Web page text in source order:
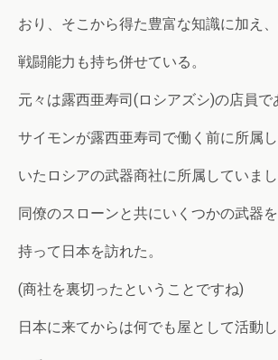
おり、そこから得た豊富な知識に加え
戦闘能力も持ち併せている。
元々は露西亜寿司(ロシアズシ)の店員で
サイモンが露西亜寿司で働く前に所属
いたロシアの武器商社に所属していま
同僚のスローンと共にいくつかの武器を
持って日本を訪れた。
(商社を裏切ったということですね)
日本に来てからは何でも屋として活動